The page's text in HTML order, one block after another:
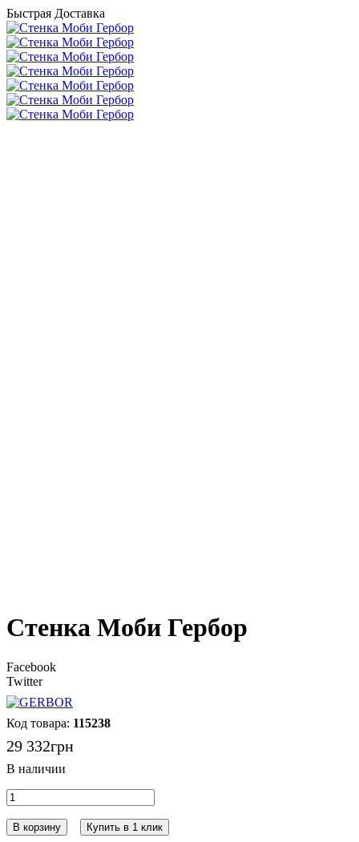
Быстрая Доставка
Стенка Моби Гербор
Facebook
Twitter
115238
29 332грн
В корзину Купить в 1 клик